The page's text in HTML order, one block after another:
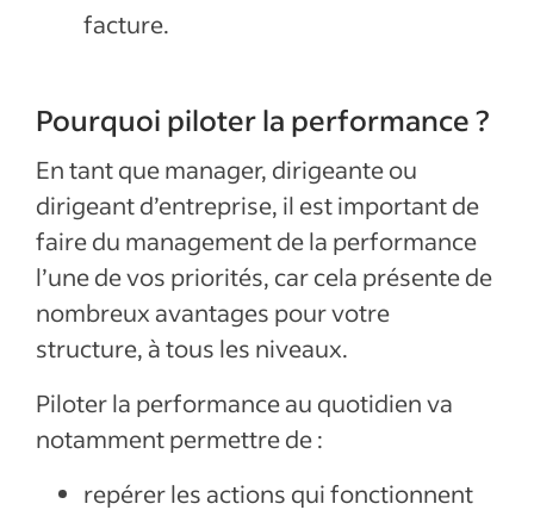
facture.
Pourquoi piloter la performance ?
En tant que manager, dirigeante ou
dirigeant d’entreprise, il est important de
faire du management de la performance
l’une de vos priorités, car cela présente de
nombreux avantages pour votre
structure, à tous les niveaux.
Piloter la performance au quotidien va
notamment permettre de :
repérer les actions qui fonctionnent